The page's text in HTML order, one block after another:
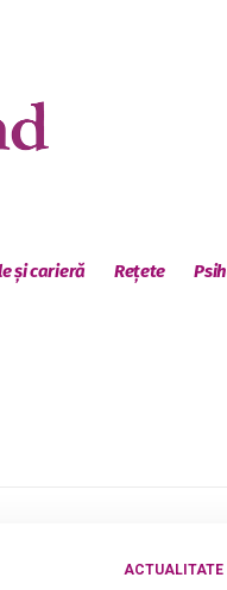
și carieră Rețete
ACTUALITATE